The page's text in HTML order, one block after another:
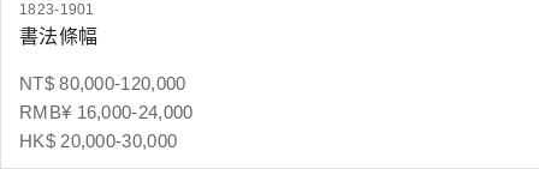
1823-1901
書法條幅
NT$ 80,000-120,000
RMB¥ 16,000-24,000
HK$ 20,000-30,000